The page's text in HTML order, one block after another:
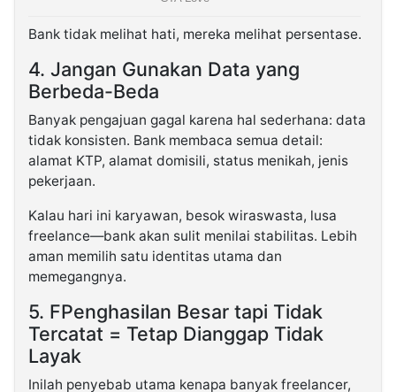
Bank tidak melihat hati, mereka melihat persentase.
4. Jangan Gunakan Data yang
Berbeda-Beda
Banyak pengajuan gagal karena hal sederhana: data
tidak konsisten. Bank membaca semua detail:
alamat KTP, alamat domisili, status menikah, jenis
pekerjaan.
Kalau hari ini karyawan, besok wiraswasta, lusa
freelance—bank akan sulit menilai stabilitas. Lebih
aman memilih satu identitas utama dan
memegangnya.
5. FPenghasilan Besar tapi Tidak
Tercatat = Tetap Dianggap Tidak
Layak
Inilah penyebab utama kenapa banyak freelancer,